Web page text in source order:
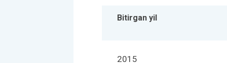
Bitirgan yil
2015